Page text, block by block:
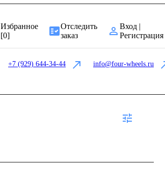
Избранное
[0]
Отследить
заказ
Вход |
Регистрация
+7 (929) 644-34-44 info@four-wheels.ru